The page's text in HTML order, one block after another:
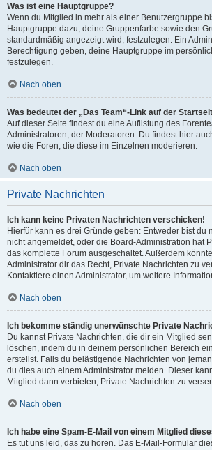
Was ist eine Hauptgruppe?
Wenn du Mitglied in mehr als einer Benutzergruppe
Hauptgruppe dazu, deine Gruppenfarbe sowie den
standardmäßig angezeigt wird, festzulegen. Ein
Berechtigung geben, deine Hauptgruppe im
festzulegen.
Nach oben
Was bedeutet der „Das Team“-Link auf der
Auf dieser Seite findest du eine Auflistung des
Administratoren, der Moderatoren. Du findest hier
wie die Foren, die diese im Einzelnen moderieren.
Nach oben
Private Nachrichten
Ich kann keine Privaten Nachrichten verschicken!
Hierfür kann es drei Gründe geben: Entweder bist du
nicht angemeldet, oder die Board-Administration hat
das komplette Forum ausgeschaltet. Außerdem
Administrator dir das Recht, Private Nachrichten zu
Kontaktiere einen Administrator, um weitere
Nach oben
Ich bekomme ständig unerwünschte Private
Du kannst Private Nachrichten, die dir ein Mitglied
löschen, indem du in deinem persönlichen Bereich
erstellst. Falls du belästigende Nachrichten von
du dies auch einem Administrator melden. Dieser
Mitglied dann verbieten, Private Nachrichten zu
Nach oben
Ich habe eine Spam-E-Mail von einem Mitglied
Es tut uns leid, das zu hören. Das E-Mail-Formular